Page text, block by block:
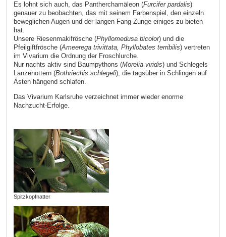
Es lohnt sich auch, das Pantherchamäleon (Furcifer pardalis)
genauer zu beobachten, das mit seinem Farbenspiel, den einzeln
beweglichen Augen und der langen Fang-Zunge einiges zu bieten
hat.
Unsere Riesenmakifrösche (Phyllomedusa bicolor) und die
Pfeilgiftfrösche (Ameerega trivittata, Phyllobates terribilis) vertreten
im Vivarium die Ordnung der Froschlurche.
Nur nachts aktiv sind Baumpythons (Morelia viridis) und Schlegels
Lanzenottern (Bothriechis schlegeli), die tagsüber in Schlingen auf
Ästen hängend schlafen.
Das Vivarium Karlsruhe verzeichnet immer wieder enorme
Nachzucht-Erfolge.
Spitzkopfnatter